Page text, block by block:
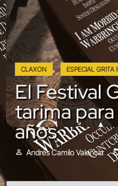
CLAXON , ESPECIAL GRITA
El Festival
tarima
años
Andrés Camilo Valencia